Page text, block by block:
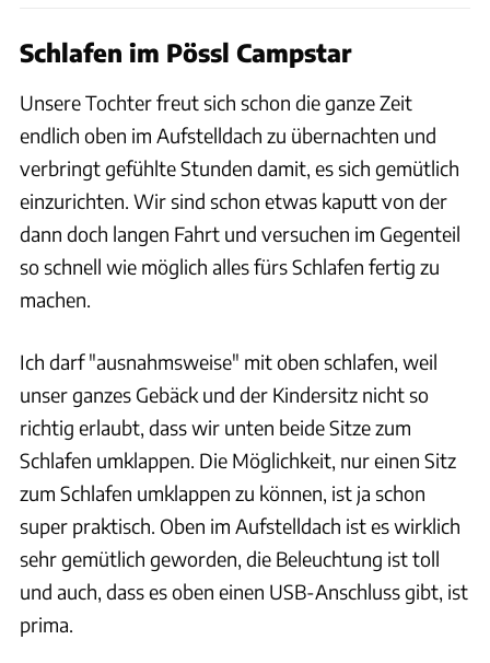
Schlafen im Pössl Campstar
Unsere Tochter freut sich schon die ganze Zeit
endlich oben im Aufstelldach zu übernachten und
verbringt gefühlte Stunden damit, es sich gemütlich
einzurichten. Wir sind schon etwas kaputt von der
dann doch langen Fahrt und versuchen im Gegenteil
so schnell wie möglich alles fürs Schlafen fertig zu
machen.
Ich darf "ausnahmsweise" mit oben schlafen, weil
unser ganzes Gebäck und der Kindersitz nicht so
richtig erlaubt, dass wir unten beide Sitze zum
Schlafen umklappen. Die Möglichkeit, nur einen Sitz
zum Schlafen umklappen zu können, ist ja schon
super praktisch. Oben im Aufstelldach ist es wirklich
sehr gemütlich geworden, die Beleuchtung ist toll
und auch, dass es oben einen USB-Anschluss gibt, ist
prima.